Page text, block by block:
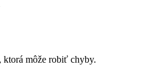
ktorá môže robiť chyby.